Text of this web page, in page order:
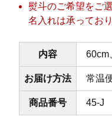
熨斗のご希望をご
名入れは承ってお
内容 60cm
お届け方法 常温
商品番号 45-J